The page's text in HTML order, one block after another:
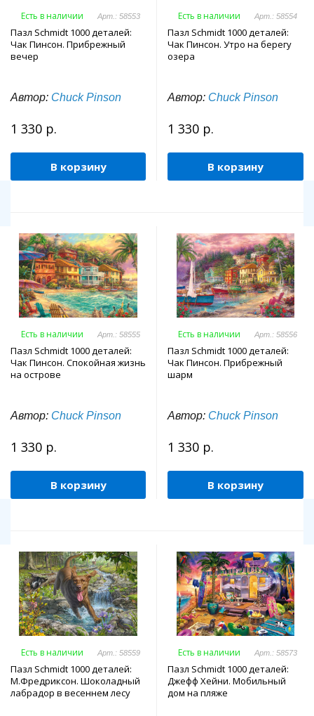
Есть в наличии Арт.: 58553
Пазл Schmidt 1000 деталей:
Чак Пинсон. Прибрежный
вечер
Автор: Chuck Pinson
1 330 р.
В корзину
Есть в наличии Арт.: 58554
Пазл Schmidt 1000 деталей:
Чак Пинсон. Утро на берегу
озера
Автор: Chuck Pinson
1 330 р.
В корзину
Есть в наличии Арт.: 58555
Пазл Schmidt 1000 деталей:
Чак Пинсон. Спокойная жизнь
на острове
Автор: Chuck Pinson
1 330 р.
В корзину
Есть в наличии Арт.: 58556
Пазл Schmidt 1000 деталей:
Чак Пинсон. Прибрежный
шарм
Автор: Chuck Pinson
1 330 р.
В корзину
Есть в наличии Арт.: 58559
Пазл Schmidt 1000 деталей:
М.Фредриксон. Шоколадный
лабрадор в весеннем лесу
Есть в наличии Арт.: 58573
Пазл Schmidt 1000 деталей:
Джефф Хейни. Мобильный
дом на пляже